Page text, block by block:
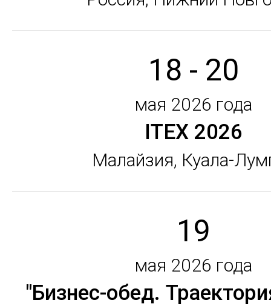
18 - 20
мая 2026 года
ITEX 2026
Малайзия, Куала-
19
мая 2026 года
"Бизнес-обед.